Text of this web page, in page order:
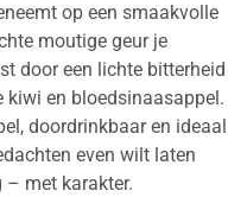
op een smaakvolle
moutige geur je
door een lichte bitterheid
en bloedsinaasappel.
doordrinkbaar en ideaal
even wilt laten
– met karakter.